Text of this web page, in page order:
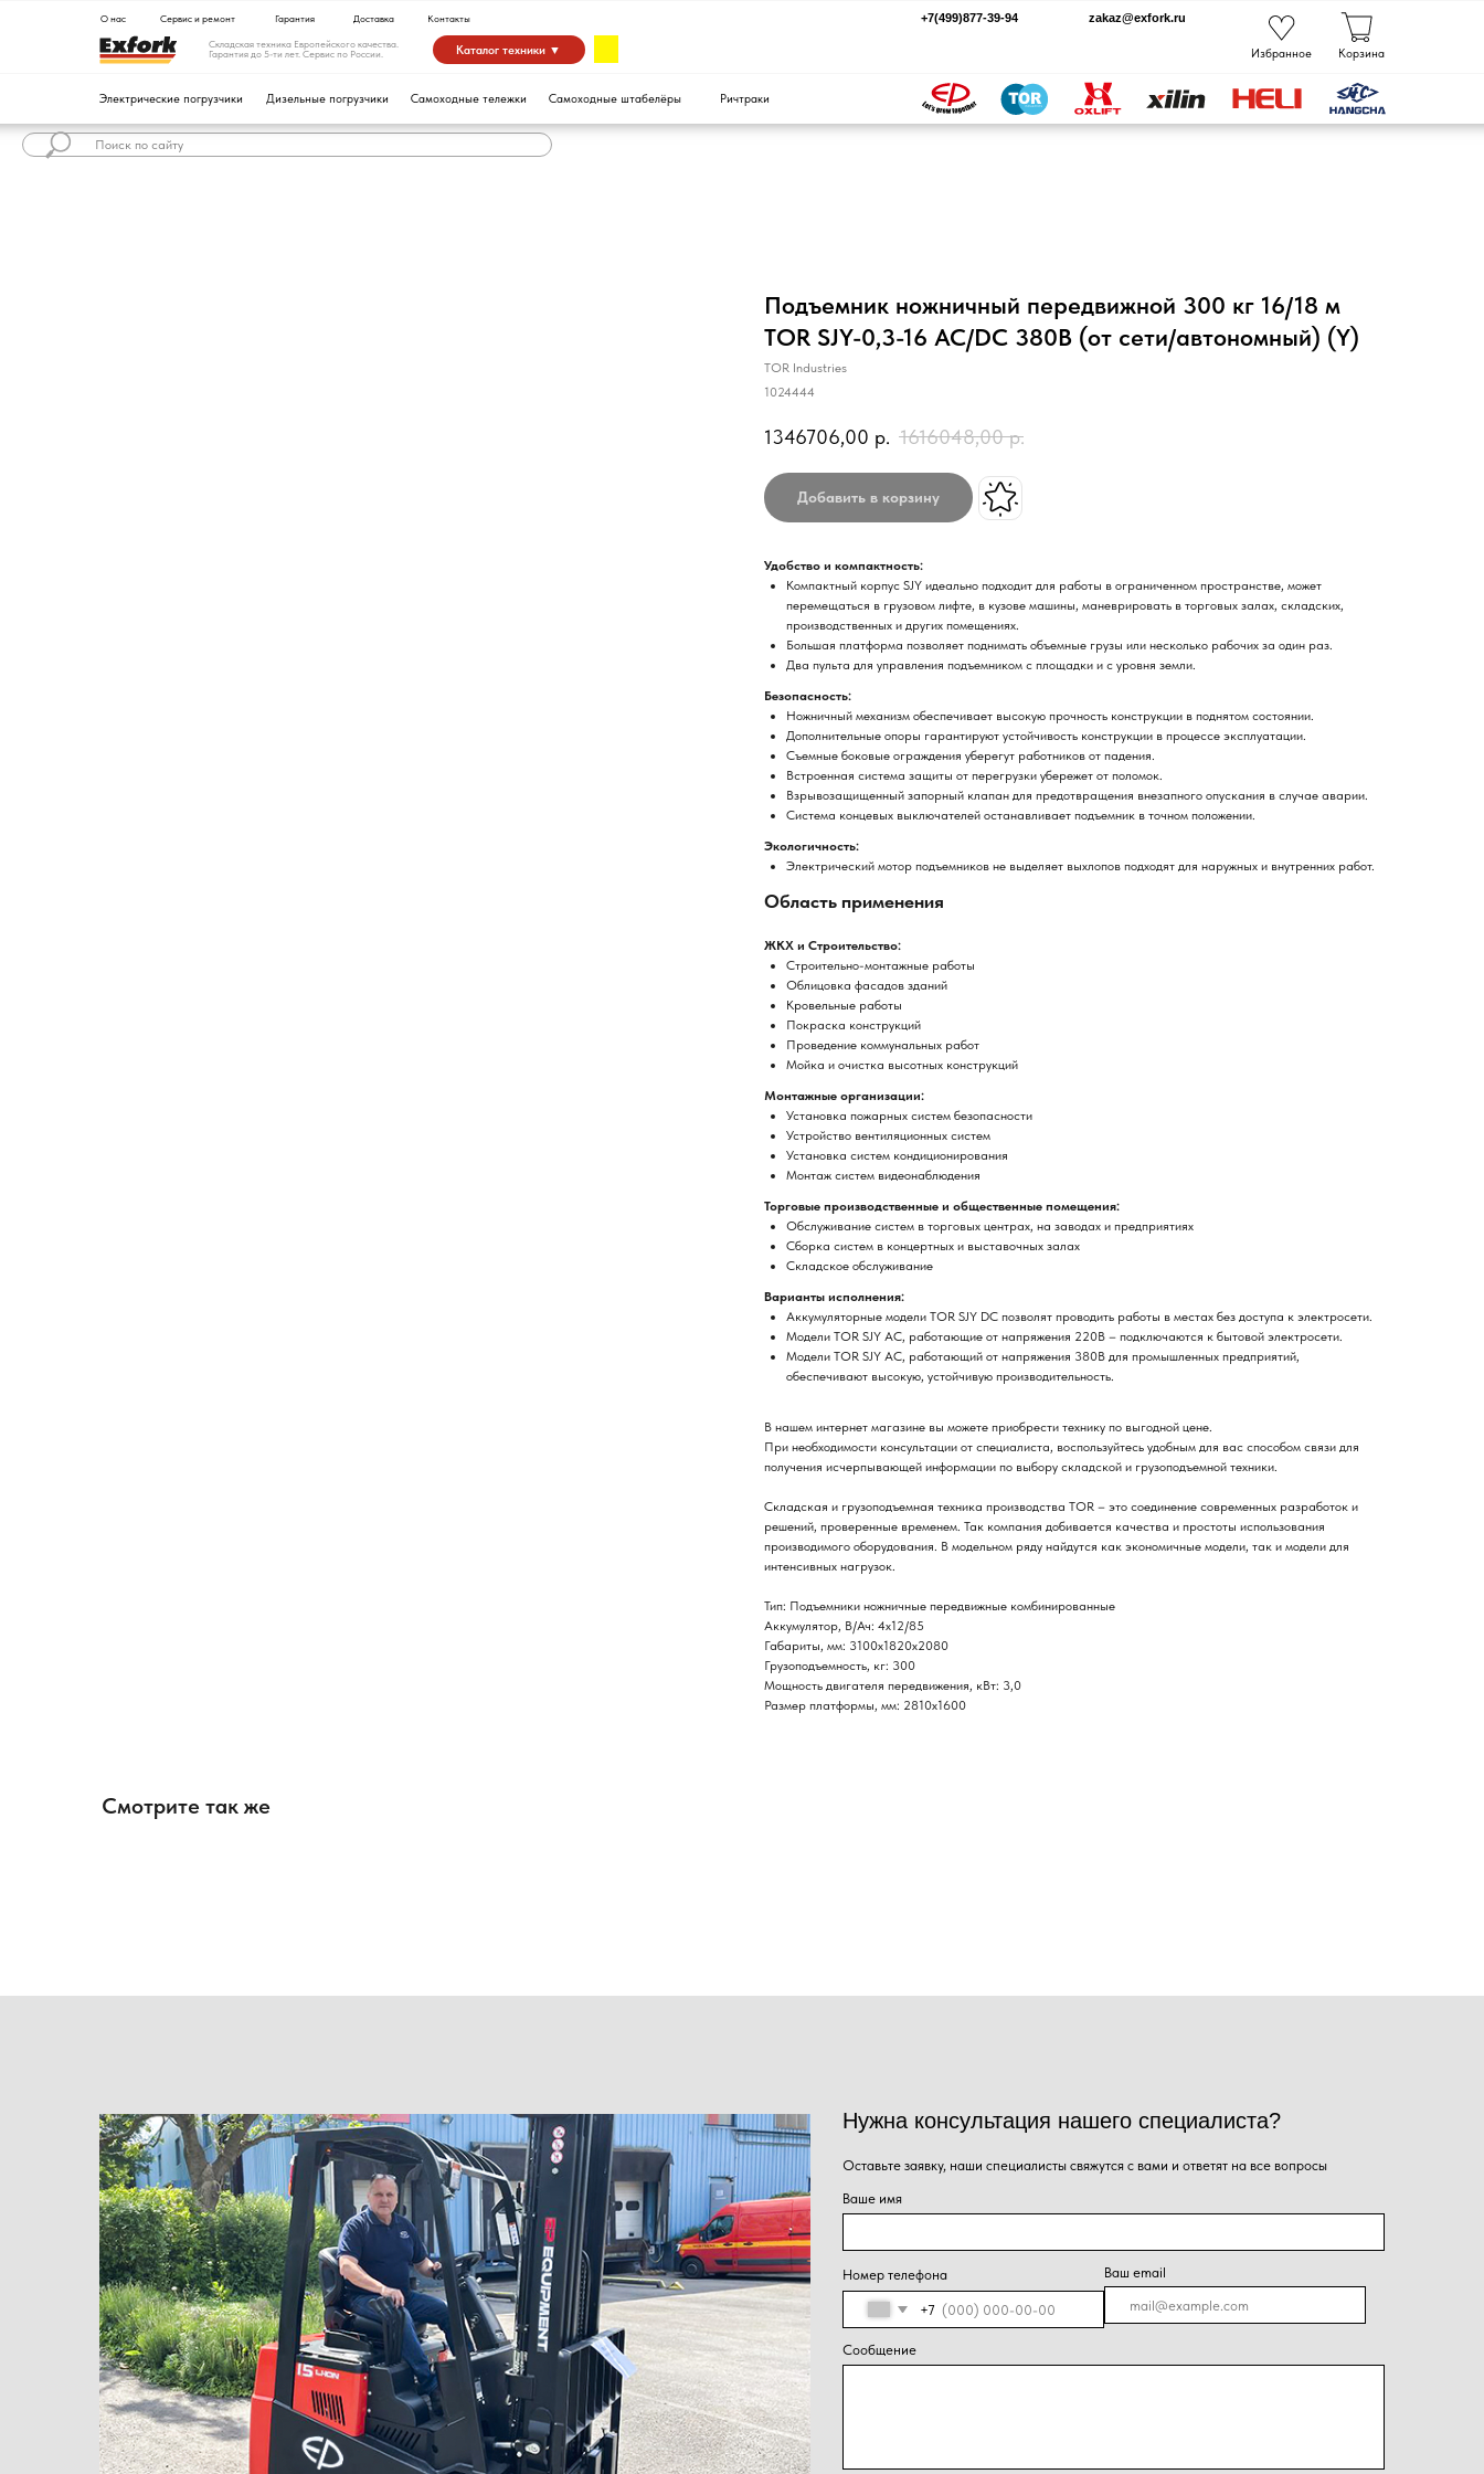
Каталог техники ▼
Складская техника Европейского качества.
Гарантия до 5-ти лет. Сервис по России.
О нас Сервис и ремонт Гарантия Контакты zakaz@exfork.ru
Подъемник ножничный передвижной 300 кг 16/18 м
TOR SJY-0,3-16 AC/DC 380В (от сети/автономный) (Y)
TOR Industries
1024444
1346706,00 р. 1616048,00 р.
Добавить в корзину
Удобство и компактность:
Компактный корпус SJY идеально подходит для работы в ограниченном пространстве, может
перемещаться в грузовом лифте, в кузове машины, маневрировать в торговых залах, складских,
производственных и других помещениях.
Большая платформа позволяет поднимать объемные грузы или несколько рабочих за один раз.
Два пульта для управления подъемником с площадки и с уровня земли.
Безопасность:
Ножничный механизм обеспечивает высокую прочность конструкции в поднятом состоянии.
Дополнительные опоры гарантируют устойчивость конструкции в процессе эксплуатации.
Съемные боковые ограждения уберегут работников от падения.
Встроенная система защиты от перегрузки убережет от поломок.
Взрывозащищенный запорный клапан для предотвращения внезапного опускания в случае аварии.
Система концевых выключателей останавливает подъемник в точном положении.
Экологичность:
Электрический мотор подъемников не выделяет выхлопов подходят для наружных и внутренних работ.
Область применения
ЖКХ и Строительство:
Строительно-монтажные работы
Облицовка фасадов зданий
Кровельные работы
Покраска конструкций
Проведение коммунальных работ
Мойка и очистка высотных конструкций
Монтажные организации:
Установка пожарных систем безопасности
Устройство вентиляционных систем
Установка систем кондиционирования
Монтаж систем видеонаблюдения
Торговые производственные и общественные помещения:
Обслуживание систем в торговых центрах, на заводах и предприятиях
Сборка систем в концертных и выставочных залах
Складское обслуживание
Варианты исполнения:
Аккумуляторные модели TOR SJY DC позволят проводить работы в местах без доступа к электросети.
Модели TOR SJY AC, работающие от напряжения 220В – подключаются к бытовой электросети.
Модели TOR SJY AC, работающий от напряжения 380В для промышленных предприятий,
обеспечивают высокую, устойчивую производительность.
В нашем интернет магазине вы можете приобрести технику по выгодной цене.
При необходимости консультации от специалиста, воспользуйтесь удобным для вас способом связи для
получения исчерпывающей информации по выбору складской и грузоподъемной техники.
Складская и грузоподъемная техника производства TOR – это соединение современных разработок и
решений, проверенные временем. Так компания добивается качества и простоты использования
производимого оборудования. В модельном ряду найдутся как экономичные модели, так и модели для
интенсивных нагрузок.
Тип: Подъемники ножничные передвижные комбинированные
Аккумулятор, В/Ач: 4х12/85
Габариты, мм: 3100х1820х2080
Грузоподъемность, кг: 300
Мощность двигателя передвижения, кВт: 3,0
Размер платформы, мм: 2810х1600
Смотрите так же
Отправить